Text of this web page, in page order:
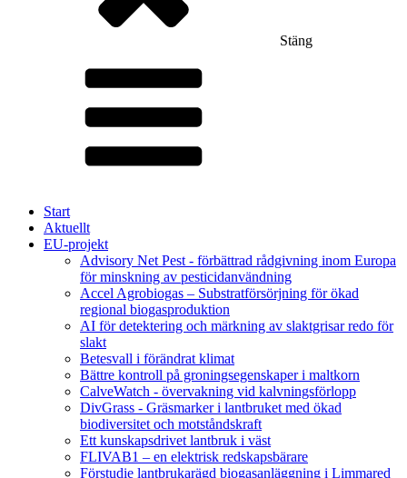
Stäng
Start
Aktuellt
EU-projekt
Advisory Net Pest - förbättrad rådgivning inom Europa
för minskning av pesticidanvändning
Accel Agrobiogas – Substratförsörjning för ökad
regional biogasproduktion
AI för detektering och märkning av slaktgrisar redo för
slakt
Betesvall i förändrat klimat
Bättre kontroll på groningsegenskaper i maltkorn
CalveWatch - övervakning vid kalvningsförlopp
DivGrass - Gräsmarker i lantbruket med ökad
biodiversitet och motståndskraft
Ett kunskapsdrivet lantbruk i väst
FLIVAB1 – en elektrisk redskapsbärare
Förstudie lantbrukarägd biogasanläggning i Limmared